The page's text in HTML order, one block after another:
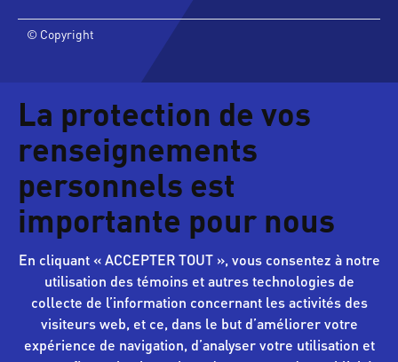
© Copyright
La protection de vos
renseignements
personnels est
importante pour nous
En cliquant « ACCEPTER TOUT », vous consentez à notre
utilisation des témoins et autres technologies de
collecte de l’information concernant les activités des
visiteurs web, et ce, dans le but d’améliorer votre
expérience de navigation, d’analyser votre utilisation et